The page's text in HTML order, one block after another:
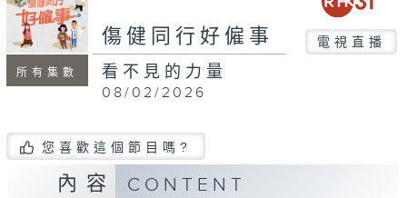
seconds
所有集數
傷健同行好僱事 電視直播
看不見的力量
08/02/2026
您喜歡這個節目嗎?
內容 CONTENT